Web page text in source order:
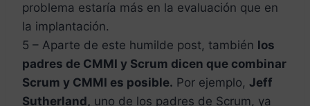
problema estaría más en la evaluación que en
la implantación.
5 – Aparte de este humilde post, también los
padres de CMMI y Scrum dicen que combinar
Scrum y CMMI es posible. Por ejemplo, Jeff
Sutherland, uno de los padres de Scrum, ya